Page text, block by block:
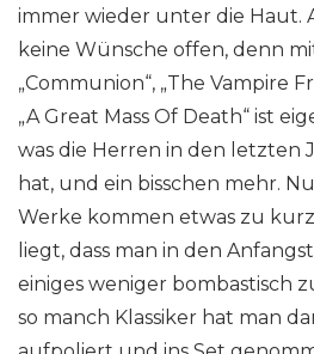
immer wieder unter die Haut.
keine Wünsche offen, denn
„Communion“, „The Vampire
„A Great Mass Of Death“ ist
was die Herren in den letzten
hat, und ein bisschen mehr.
Werke kommen etwas zu
liegt, dass man in den
einiges weniger bombastisch
so manch Klassiker hat man